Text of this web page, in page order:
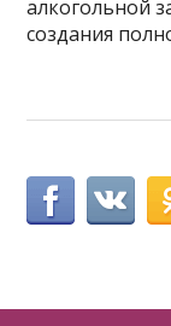
алкогольной
создания